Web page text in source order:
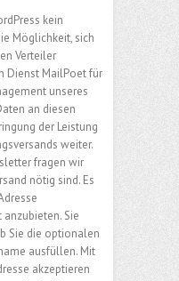
kein
Möglichkeit, sich
Verteiler
Dienst MailPoet für
unseres
an diesen
der Leistung
weiter.
fragen wir
nötig sind. Es
Sie
Sie die optionalen
ausfüllen. Mit
akzeptieren